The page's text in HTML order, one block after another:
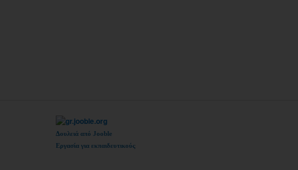
Δουλειά από Jooble
Εργασία για εκπαιδευτικούς